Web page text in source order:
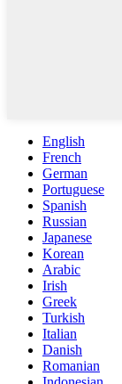
English
French
German
Portuguese
Spanish
Russian
Japanese
Korean
Arabic
Irish
Greek
Turkish
Italian
Danish
Romanian